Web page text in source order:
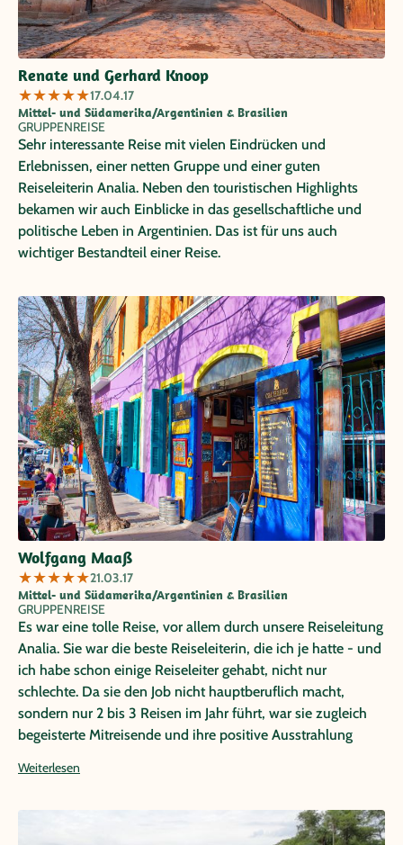
Renate und Gerhard Knoop
★★★★★17.04.17
Mittel- und Südamerika/Argentinien & Brasilien
GRUPPENREISE
Sehr interessante Reise mit vielen Eindrücken und
Erlebnissen, einer netten Gruppe und einer guten
Reiseleiterin Analia. Neben den touristischen Highlights
bekamen wir auch Einblicke in das gesellschaftliche und
politische Leben in Argentinien. Das ist für uns auch
wichtiger Bestandteil einer Reise.
Wolfgang Maaß
★★★★★21.03.17
Mittel- und Südamerika/Argentinien & Brasilien
GRUPPENREISE
Es war eine tolle Reise, vor allem durch unsere Reiseleitung
Analia. Sie war die beste Reiseleiterin, die ich je hatte - und
ich habe schon einige Reiseleiter gehabt, nicht nur
schlechte. Da sie den Job nicht hauptberuflich macht,
sondern nur 2 bis 3 Reisen im Jahr führt, war sie zugleich
begeisterte Mitreisende und ihre positive Ausstrahlung
Reisen führt. Ich würde sofort wieder bei Ihnen buchen,
Weiterlesen